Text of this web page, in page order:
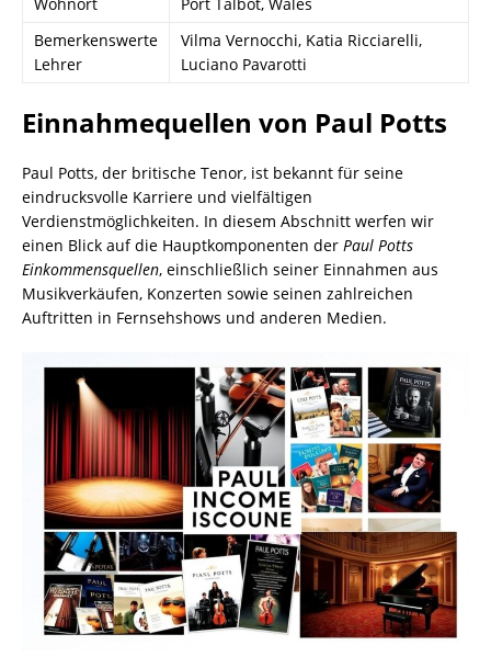
Bemerkenswerte
Lehrer
Vilma Vernocchi, Katia Ricciarelli,
Luciano Pavarotti
Einnahmequellen von Paul Potts
Paul Potts, der britische Tenor, ist bekannt für seine
eindrucksvolle Karriere und vielfältigen
Verdienstmöglichkeiten. In diesem Abschnitt werfen wir
einen Blick auf die Hauptkomponenten der Paul Potts
Einkommensquellen, einschließlich seiner Einnahmen aus
Musikverkäufen, Konzerten sowie seinen zahlreichen
Auftritten in Fernsehshows und anderen Medien.